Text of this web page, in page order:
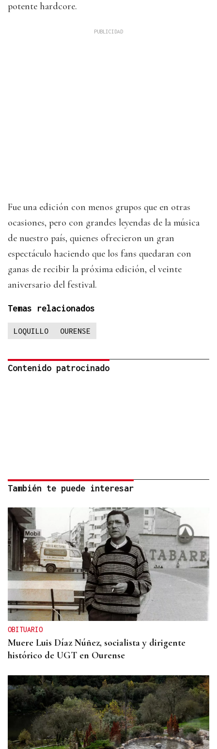
potente hardcore.
Fue una edición con menos grupos que en otras
ocasiones, pero con grandes leyendas de la música
de nuestro país, quienes ofrecieron un gran
espectáculo haciendo que los fans quedaran con
ganas de recibir la próxima edición, el veinte
aniversario del festival.
Temas relacionados
LOQUILLO OURENSE
Contenido patrocinado
También te puede interesar
OBITUARIO
Muere Luis Díaz Núñez, socialista y dirigente
histórico de UGT en Ourense